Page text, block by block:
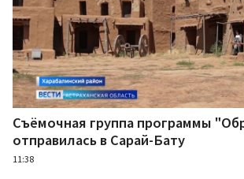
Съёмочная группа программы
отправилась в Сарай-Бату
11:38